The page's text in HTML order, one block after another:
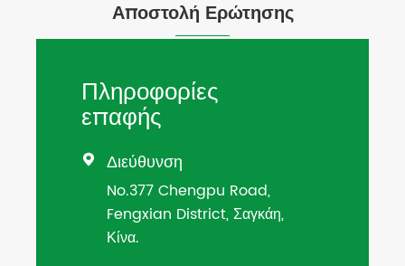
Αποστολή Ερώτησης
Πληροφορίες
επαφής
 Διεύθυνση
No.377 Chengpu Road,
Fengxian District, Σαγκάη,
Κίνα.